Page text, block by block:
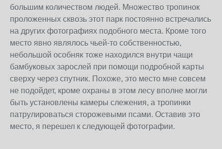
большим количеством людей. Множество тропинок
проложенных сквозь этот парк постоянно встречались
на других фотографиях подобного места. Кроме того
место явно являлось чьей-то собственностью,
небольшой особняк тоже находился внутри чащи
бамбуковых зарослей при помощи подробной карты
сверху через спутник. Похоже, это место мне совсем
не подойдет, кроме охраны в этом лесу вполне могли
быть установлены камеры слежения, а тропинки
патрулироваться сторожевыми псами. Оставив это
место, я перешел к следующей фотографии.